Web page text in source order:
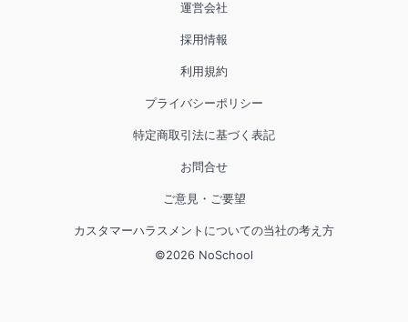
運営会社
採用情報
利用規約
プライバシーポリシー
特定商取引法に基づく表記
お問合せ
ご意見・ご要望
カスタマーハラスメントについての当社の考え方
©2026 NoSchool